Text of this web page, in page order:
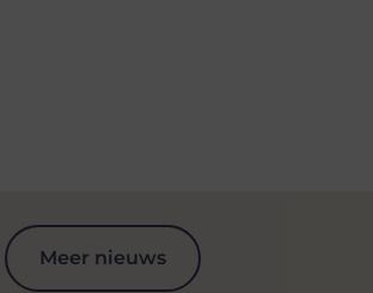
Meer nieuws